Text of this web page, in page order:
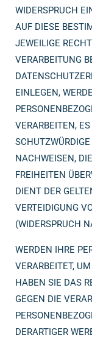
WIDERSPRUCH
AUF DIESE
JEWEILIGE
VERARBEITUNG
EINLEGEN,
VERARBEITEN,
NACHWEISEN,
FREIHEITEN
DIENT DER
VERTEIDIGUNG
(WIDERSPRUCH
WERDEN IHRE
VERARBEITET,
HABEN SIE DAS
GEGEN DIE
DERARTIGER